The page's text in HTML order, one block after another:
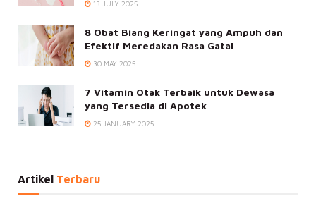
13 JULY 2025
8 Obat Biang Keringat yang Ampuh dan
Efektif Meredakan Rasa Gatal
30 MAY 2025
7 Vitamin Otak Terbaik untuk Dewasa
yang Tersedia di Apotek
25 JANUARY 2025
Artikel Terbaru